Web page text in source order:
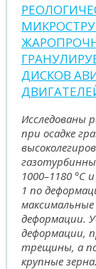
ДИСКОВ
Исследованы
при осадке
1000–1180 °С
1 по
деформации.
деформации,
трещины, а
крупные зерна.